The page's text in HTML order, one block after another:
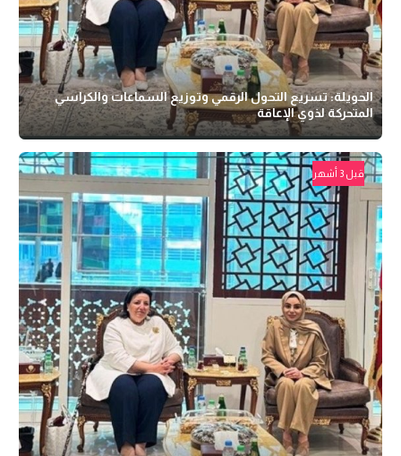
الحويلة: تسريع التحول الرقمي وتوزيع السماعات والكراسي
المتحركة لذوي الإعاقة
قبل 3 أشهر